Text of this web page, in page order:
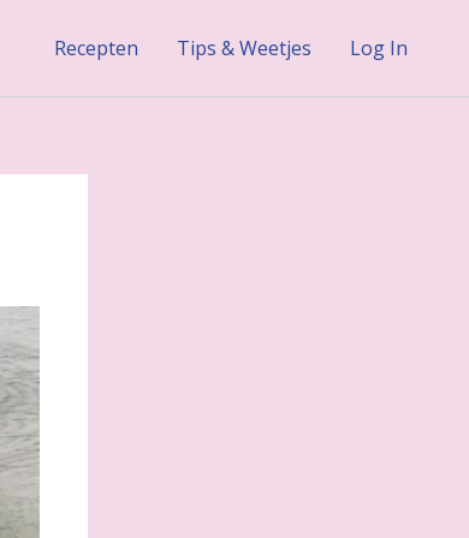
Recepten Tips & Weetjes Log In